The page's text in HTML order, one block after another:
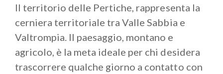
ACapovalletradizioni montane, folklore e cultura
fanno da protagoniste. Per chi ama i percorsi storici
è imperdibile un itinerario alla riscoperta delle
testimonianze della prima guerra mondiale nella
Il territorio delle Pertiche, rappresenta la
cerniera territoriale tra Valle Sabbia e
Valtrompia. Il paesaggio, montano e
agricolo, è la meta ideale per chi desidera
trascorrere qualche giorno a contatto con